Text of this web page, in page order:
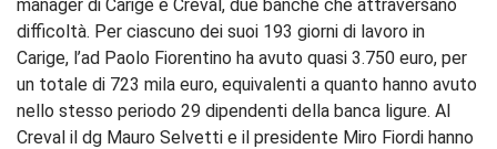
manager di Carige e Creval, due banche che attraversano
difficoltà. Per ciascuno dei suoi 193 giorni di lavoro in
Carige, l’ad Paolo Fiorentino ha avuto quasi 3.750 euro, per
un totale di 723 mila euro, equivalenti a quanto hanno avuto
nello stesso periodo 29 dipendenti della banca ligure. Al
Creval il dg Mauro Selvetti e il presidente Miro Fiordi hanno